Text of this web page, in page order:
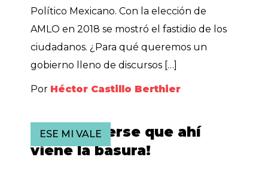
Político Mexicano. Con la elección de
AMLO en 2018 se mostró el fastidio de los
ciudadanos. ¿Para qué queremos un
gobierno lleno de discursos […]
Por Héctor Castillo Berthier
ESE MI VALE
¡A esconderse que ahí
viene la basura!